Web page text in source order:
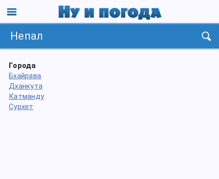
Непал
Города
Бхайрава
Дханкута
Катманду
Сурхет